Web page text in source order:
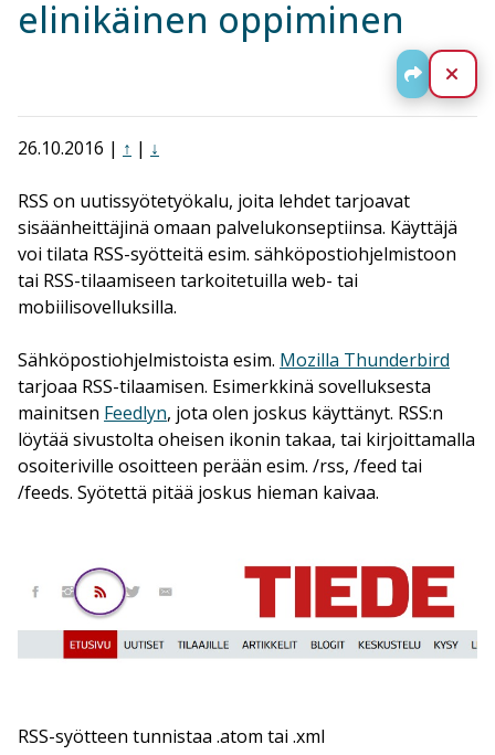
elinikäinen oppiminen
26.10.2016 | ↑ | ↓
RSS on uutissyötetyökalu, joita lehdet tarjoavat
sisäänheittäjinä omaan palvelukonseptiinsa. Käyttäjä
voi tilata RSS-syötteitä esim. sähköpostiohjelmistoon
tai RSS-tilaamiseen tarkoitetuilla web- tai
mobiilisovelluksilla.
Sähköpostiohjelmistoista esim. Mozilla Thunderbird
tarjoaa RSS-tilaamisen. Esimerkkinä sovelluksesta
mainitsen Feedlyn, jota olen joskus käyttänyt. RSS:n
löytää sivustolta oheisen ikonin takaa, tai kirjoittamalla
osoiteriville osoitteen perään esim. /rss, /feed tai
/feeds. Syötettä pitää joskus hieman kaivaa.
RSS-syötteen tunnistaa .atom tai .xml